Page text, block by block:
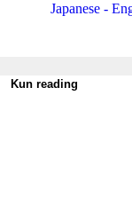
Japanese -
Kun reading